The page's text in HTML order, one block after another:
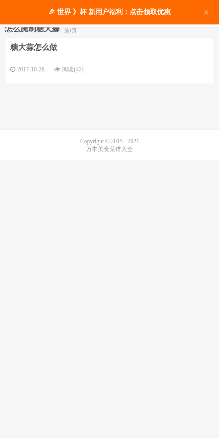
怎么腌制糖大蒜 第1页
糖大蒜怎么做
2017-10-26 阅读(42)
Copyright © 2015 - 2021
万丰美食菜谱大全
🎉 世界 》杯 新用户福利：点击领取优惠 ×